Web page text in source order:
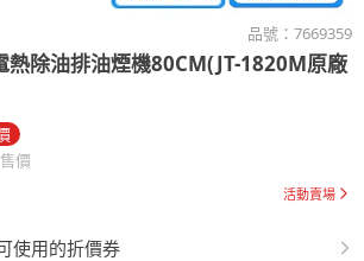
品號： 7669359
熱除油排油煙機80CM(JT-1820M原廠
價
活動賣場
使用的折價券